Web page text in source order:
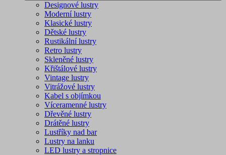
Designové lustry
Moderní lustry
Klasické lustry
Dětské lustry
Rustikální lustry
Retro lustry
Skleněné lustry
Křištálové lustry
Vintage lustry
Vitrážové lustry
Kabel s objímkou
Víceramenné lustry
Dřevěné lustry
Drátěné lustry
Lustříky nad bar
Lustry na lanku
LED lustry a stropnice